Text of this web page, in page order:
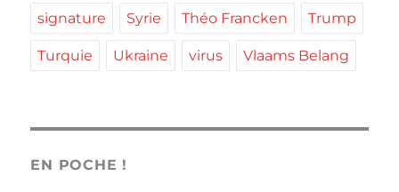
signature Syrie Théo Francken Trump
Turquie Ukraine virus Vlaams Belang
EN POCHE !